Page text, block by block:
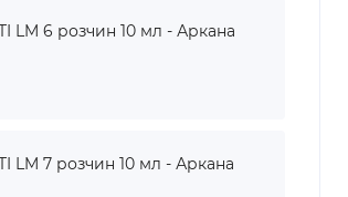
LM 6 розчин 10 мл - Аркана
LM 7 розчин 10 мл - Аркана